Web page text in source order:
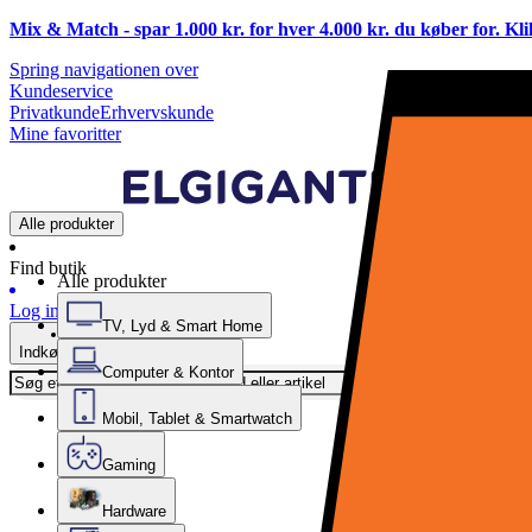
Mix & Match - spar 1.000 kr. for hver 4.000 kr. du køber for.
Spring navigationen over
Kundeservice
PrivatkundeErhvervskunde
Mine favoritter
Alle produkter
Find butik
Log ind
Indkøbskurv
Alle produkter
TV, Lyd & Smart Home
Computer & Kontor
Mobil, Tablet & Smartwatch
Gaming
Hardware